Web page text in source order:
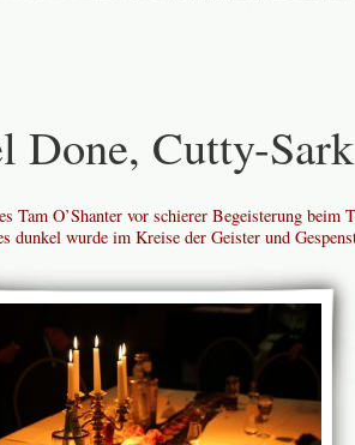
Done, Cutty-
Tam O’Shanter vor schierer Begeisterung beim
dunkel wurde im Kreise der Geister und